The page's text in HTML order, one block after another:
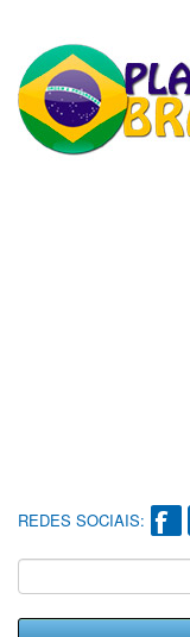
REDES SOCIAIS: